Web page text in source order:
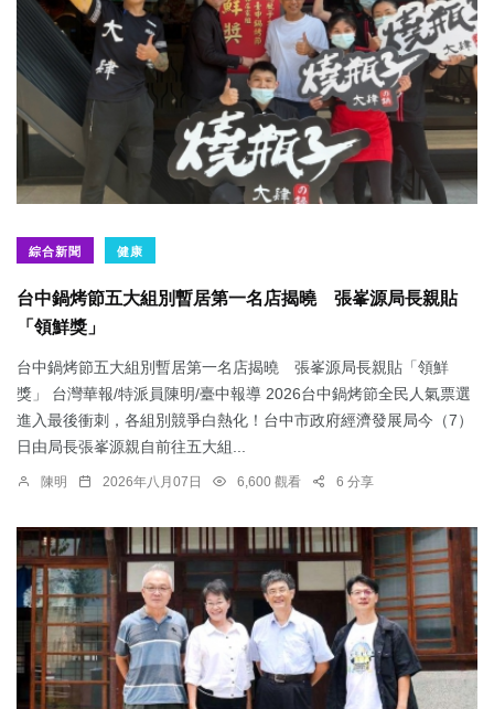
綜合新聞 健康
台中鍋烤節五大組別暫居第一名店揭曉 張峯源局長親貼
「領鮮獎」
台中鍋烤節五大組別暫居第一名店揭曉 張峯源局長親貼「領鮮
獎」 台灣華報/特派員陳明/臺中報導 2026台中鍋烤節全民人氣票選
進入最後衝刺，各組別競爭白熱化！台中市政府經濟發展局今（7）
日由局長張峯源親自前往五大組...
陳明 2026年八月07日 6,600 觀看 6 分享